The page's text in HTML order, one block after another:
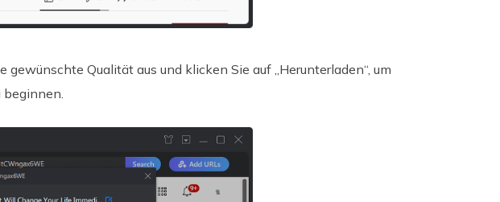
Qualität aus und klicken Sie auf „Herunterladen“, um
beginnen.